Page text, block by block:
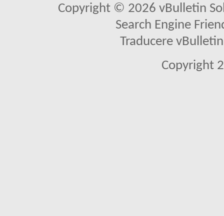
Copyright © 2026 vBulletin
Search Engine
Traducere
Copyright